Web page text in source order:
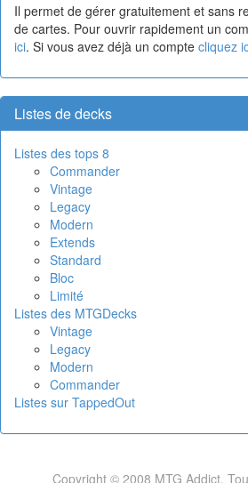
Il permet de gérer gratuitement et sans
de cartes. Pour ouvrir rapidement un
ici. Si vous avez déjà un compte cliquez
Listes de decks
Listes des tops 8
Commander
Vintage
Legacy
Modern
Extends
Standard
Bloc
Limité
Listes des MTGDecks
Vintage
Legacy
Modern
Commander
Listes sur TappedOut
Copyright © 2008 MTG Addict.